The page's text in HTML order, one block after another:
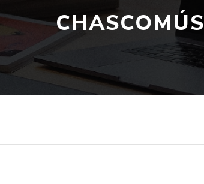
CHASCOMÚS